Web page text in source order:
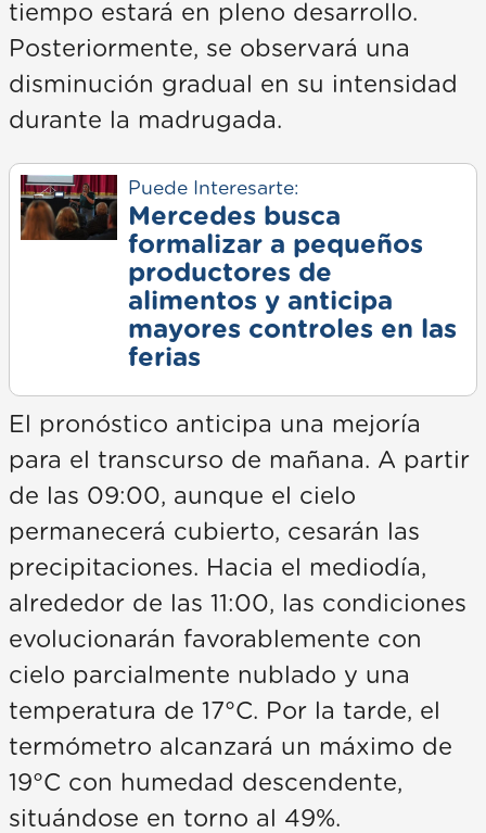
tiempo estará en pleno desarrollo.
Posteriormente, se observará una
disminución gradual en su intensidad
durante la madrugada.
Puede Interesarte:
Mercedes busca
formalizar a pequeños
productores de
alimentos y anticipa
mayores controles en las
ferias
El pronóstico anticipa una mejoría
para el transcurso de mañana. A partir
de las 09:00, aunque el cielo
permanecerá cubierto, cesarán las
precipitaciones. Hacia el mediodía,
alrededor de las 11:00, las condiciones
evolucionarán favorablemente con
cielo parcialmente nublado y una
temperatura de 17°C. Por la tarde, el
termómetro alcanzará un máximo de
19°C con humedad descendente,
situándose en torno al 49%.